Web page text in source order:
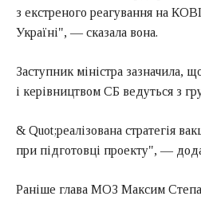
з екстреного реагування на
Україні", — сказала вона.
Заступник міністра зазначила,
і керівництвом СБ ведуться з
& Quot;реалізована стратегія
при підготовці проекту", —
Раніше глава МОЗ Максим